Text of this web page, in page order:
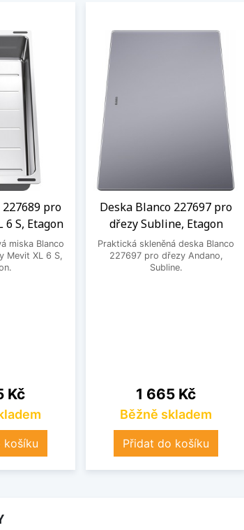
pro
6 S, Etagon
miska Blanco
Mevit XL 6 S,
Kč
košíku
Deska Blanco 227697 pro
dřezy Subline, Etagon
Praktická skleněná deska Blanco
227697 pro dřezy Andano,
Subline.
Cena
1 665 Kč
Běžně skladem
Přidat do košíku